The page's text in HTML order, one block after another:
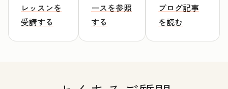
レッスンを
受講する
ースを参照
する
ブログ記事
を読む